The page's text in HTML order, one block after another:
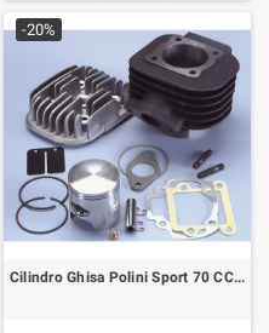
-20%
Cilindro Ghisa Polini Sport 70 CC Bifascia per Mot. Minarelli Vert, sp.Ø 10